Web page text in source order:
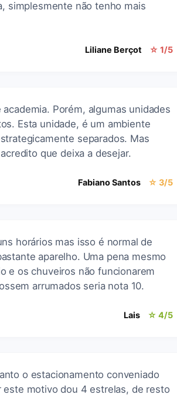
simplesmente não tenho mais
Liliane Berçot ☆ 1/5
Porém, algumas unidades
Esta unidade, é um ambiente
separados. Mas
que deixa a desejar.
Fabiano Santos ☆ 3/5
horários mas isso é normal de
aparelho. Uma pena mesmo
e os chuveiros não funcionarem
arrumados seria nota 10.
Lais ☆ 4/5
o estacionamento conveniado
motivo dou 4 estrelas, de resto